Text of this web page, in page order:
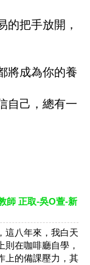
的把手放開，
將成為你的養
自己，總有一
師 正取-吳O萱-新
這八年來，我白天
在咖啡廳自學，
上的備課壓力，其